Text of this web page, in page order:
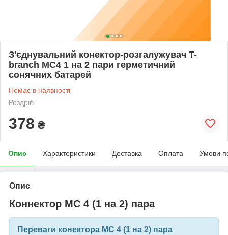
З'єднувальний конектор-розгалужувач T-
branch МС4 1 на 2 пари герметичний
сонячних батарей
Немає в наявності
Роздріб
378 ₴
Опис Характеристики Доставка Оплата Умови
Опис
Коннектор МС 4 (1 на 2) пара
Переваги конектора МС 4 (1 на 2) пара